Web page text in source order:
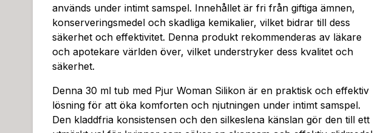
används under intimt samspel. Innehållet är fri från giftiga ämnen,
konserveringsmedel och skadliga kemikalier, vilket bidrar till dess
säkerhet och effektivitet. Denna produkt rekommenderas av läkare
och apotekare världen över, vilket understryker dess kvalitet och
säkerhet.
Denna 30 ml tub med Pjur Woman Silikon är en praktisk och effektiv
lösning för att öka komforten och njutningen under intimt samspel.
Den kladdfria konsistensen och den silkeslena känslan gör den till ett